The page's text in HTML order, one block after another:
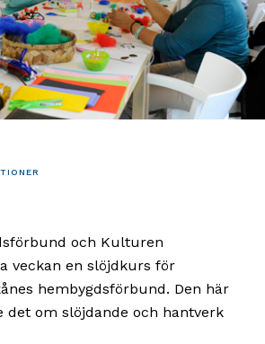
och Kulturen
veckan en slöjdkurs för
hembygdsförbund. Den här
det om slöjdande och hantverk